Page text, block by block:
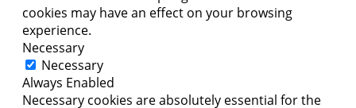
cookies may have an effect on your browsing
experience.
Necessary
Necessary
Always Enabled
Necessary cookies are absolutely essential for the